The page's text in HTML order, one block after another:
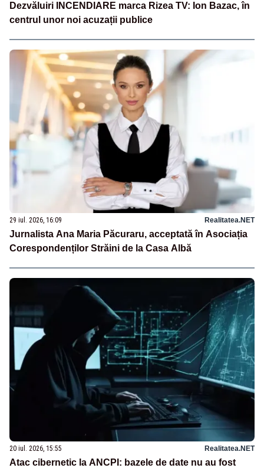
Dezvăluiri INCENDIARE marca Rizea TV: Ion Bazac, în
centrul unor noi acuzații publice
29 iul. 2026, 16:09 Realitatea.NET
Jurnalista Ana Maria Păcuraru, acceptată în Asociația
Corespondenților Străini de la Casa Albă
20 iul. 2026, 15:55 Realitatea.NET
Atac cibernetic la ANCPI: bazele de date nu au fost